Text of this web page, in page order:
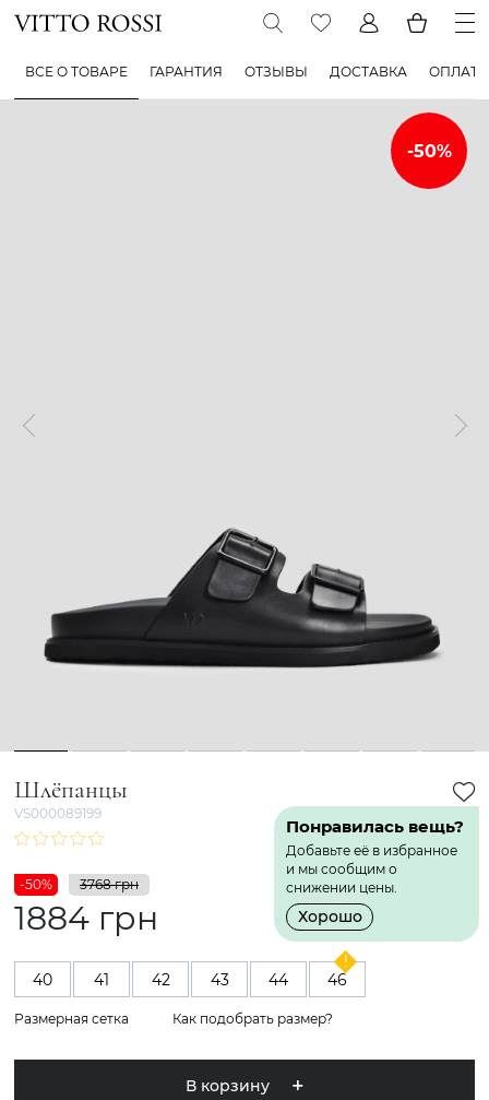
ВСЕ О ТОВАРЕ ГАРАНТИЯ ОТЗЫВЫ ДОСТАВКА ОПЛАТА
1 2 3 4 5 6 7 8
Шлёпанцы
VS000089199
Понравилась вещь?
Добавьте её в избранное
и мы сообщим о
снижении цены.
Хорошо
-50% 3768 грн
1884 грн
40 41 42 43 44 46
Размерная сетка Как подобрать размер?
В корзину